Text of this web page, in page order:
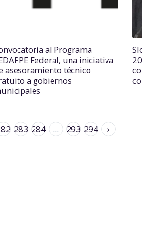
al Programa
Federal, una iniciativa
asesoramiento técnico
a gobiernos
283 284 ... 293 294 ›